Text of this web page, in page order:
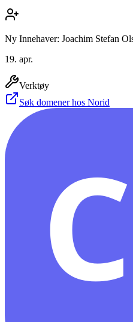
Ny Innehaver: Joachim Stefan
19. apr.
Verktøy
Søk domener hos Norid